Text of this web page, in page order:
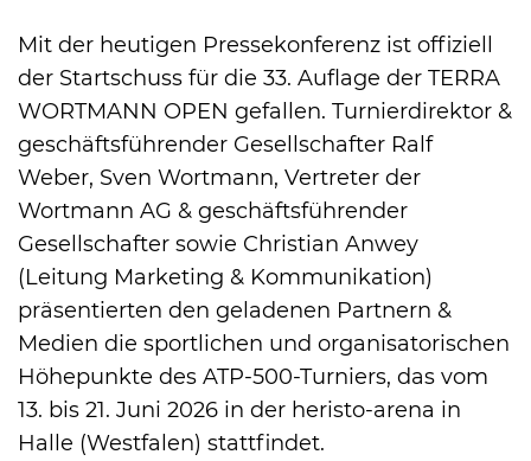
International
Mit der heutigen Pressekonferenz ist offiziell
der Startschuss für die 33. Auflage der TERRA
WORTMANN OPEN gefallen. Turnierdirektor &
geschäftsführender Gesellschafter Ralf
Weber, Sven Wortmann, Vertreter der
Wortmann AG & geschäftsführender
Gesellschafter sowie Christian Anwey
(Leitung Marketing & Kommunikation)
präsentierten den geladenen Partnern &
Medien die sportlichen und organisatorischen
Höhepunkte des ATP-500-Turniers, das vom
13. bis 21. Juni 2026 in der heristo-arena in
Halle (Westfalen) stattfindet.